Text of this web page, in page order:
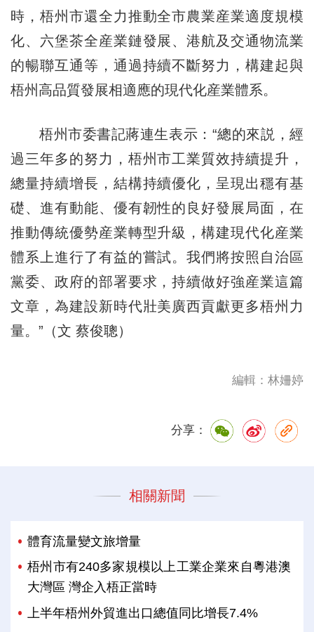
時，梧州市還全力推動全市農業産業適度規模
化、六堡茶全産業鏈發展、港航及交通物流業
的暢聯互通等，通過持續不斷努力，構建起與
梧州高品質發展相適應的現代化産業體系。
梧州市委書記蔣連生表示：“總的來説，經
過三年多的努力，梧州市工業質效持續提升，
總量持續增長，結構持續優化，呈現出穩有基
礎、進有動能、優有韌性的良好發展局面，在
推動傳統優勢産業轉型升級，構建現代化産業
體系上進行了有益的嘗試。我們將按照自治區
黨委、政府的部署要求，持續做好強産業這篇
文章，為建設新時代壯美廣西貢獻更多梧州力
量。”（文 蔡俊聰）
編輯：林姍婷
分享：
相關新聞
體育流量變文旅增量
梧州市有240多家規模以上工業企業來自粵港澳
大灣區 灣企入梧正當時
上半年梧州外貿進出口總值同比增長7.4%